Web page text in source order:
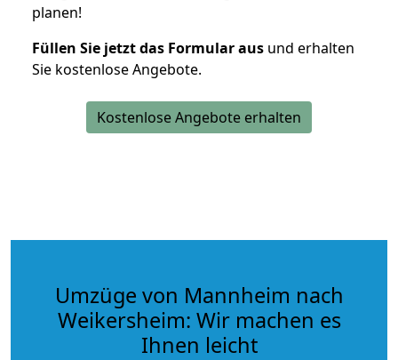
planen!
Füllen Sie jetzt das Formular aus und erhalten
Sie kostenlose Angebote.
Kostenlose Angebote erhalten
Umzüge von Mannheim nach
Weikersheim: Wir machen es
Ihnen leicht